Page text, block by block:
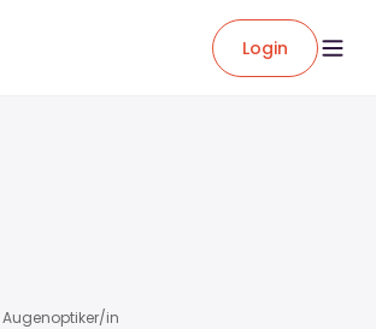
Login
Augenoptiker/in